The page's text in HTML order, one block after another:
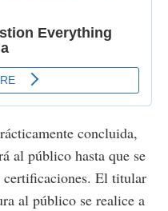
concluida,
al público hasta que se
certificaciones. El titular
al público se realice a